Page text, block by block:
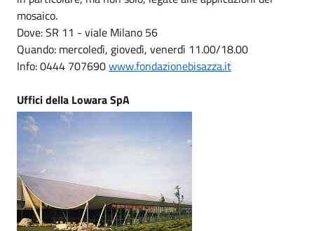
mosaico.
Dove: SR 11 - viale Milano 56
Quando: mercoledì, giovedì, venerdì 11.00/18.00
Info: 0444 707690www.fondazionebisazza.it
Uffici della Lowara SpA